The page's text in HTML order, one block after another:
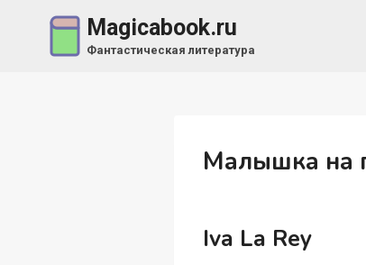
содержимому
Magicabook.ru
Фантастическая литература
Малышка на
Iva La Rey